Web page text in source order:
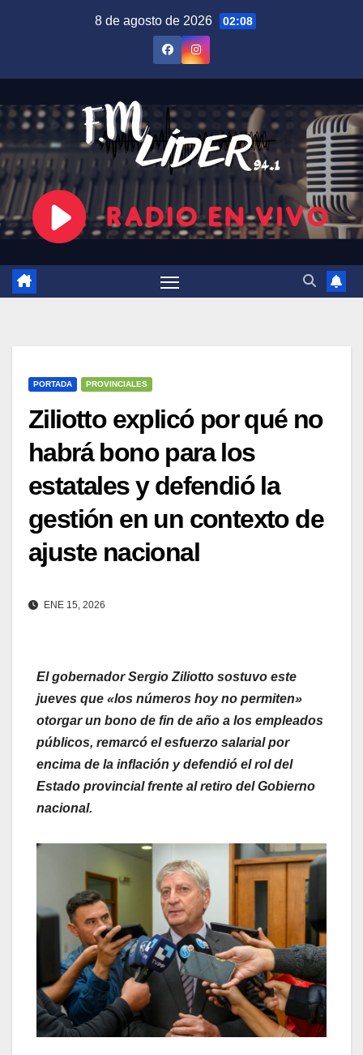
8 de agosto de 2026 02:08
PORTADA PROVINCIALES
Ziliotto explicó por qué no
habrá bono para los
estatales y defendió la
gestión en un contexto de
ajuste nacional
ENE 15, 2026
El gobernador Sergio Ziliotto sostuvo este
jueves que «los números hoy no permiten»
otorgar un bono de fin de año a los empleados
públicos, remarcó el esfuerzo salarial por
encima de la inflación y defendió el rol del
Estado provincial frente al retiro del Gobierno
nacional.